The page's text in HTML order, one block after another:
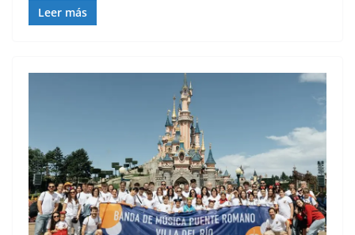
Leer más